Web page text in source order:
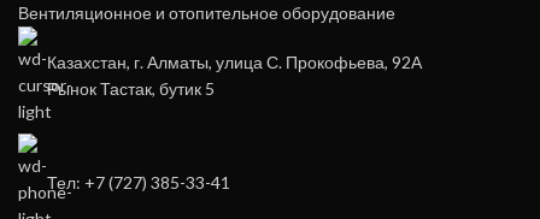
Вентиляционное и отопительное оборудование
Казахстан, г. Алматы, улица С. Прокофьева, 92А
Рынок Тастак, бутик 5
Тел: +7 (727) 385-33-41